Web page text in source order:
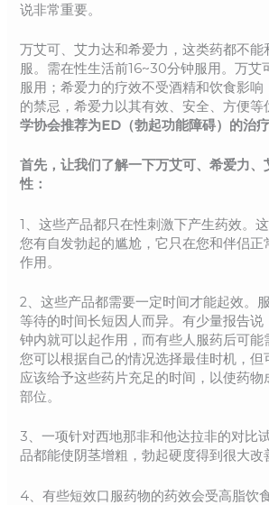
说非常重要。
万艾可、艾力达和希爱力，这类药都不能
服。需在性生活前16~30分钟服用。万艾
服用；希爱力的疗效不受酒精和饮食影响
的禁忌，希爱力以其有效、安全、方便等
学协会推荐为ED（勃起功能障碍）的治疗
首先，让我们了解一下万艾可、希爱力、
性：
1、这些产品都只在性刺激下产生药效。
您有自发勃起的尴尬，它只在您和伴侣正
作用。
2、这些产品都需要一定时间才能起效。
等待的时间长短因人而异。有少量报告说
钟内就可以起作用，而有些人服药后可能
您可以根据自己的情况选择最佳时机，但
应该给予这些药片充足的时间，以使药物
部位。
3、一项针对西地那非和他达拉非的对比
品都能使阴茎增粗，勃起硬度得到很大改
4、有些短效口服药物的药效会受高脂饮